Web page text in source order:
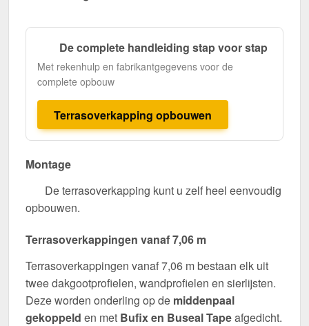
De complete handleiding stap voor stap
Met rekenhulp en fabrikantgegevens voor de
complete opbouw
Terrasoverkapping opbouwen
Montage
De terrasoverkapping kunt u zelf heel eenvoudig
opbouwen.
Terrasoverkappingen vanaf 7,06 m
Terrasoverkappingen vanaf 7,06 m bestaan elk uit
twee dakgootprofielen, wandprofielen en sierlijsten.
Deze worden onderling op de middenpaal
gekoppeld en met Bufix en Buseal Tapeafgedicht.